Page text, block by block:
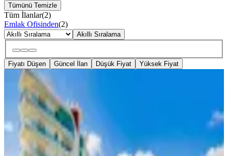
Tümünü Temizle
Tüm İlanlar(2)
Emlak Ofisinden(2)
Akıllı Sıralama
Fiyatı Düşen Güncel İlan Düşük Fiyat Yüksek Fiyat
MANZARALI
Efeler, Kemer Mahallesi
3+1·175 m²
55.000 ₺